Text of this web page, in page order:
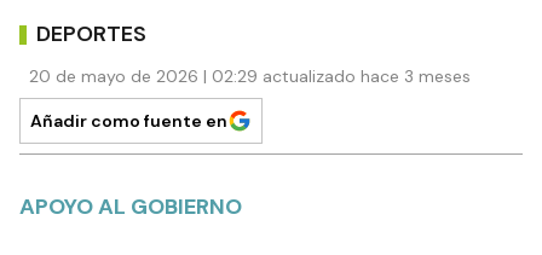
DEPORTES
20 de mayo de 2026 | 02:29 actualizado hace 3 meses
Añadir como fuente en
APOYO AL GOBIERNO